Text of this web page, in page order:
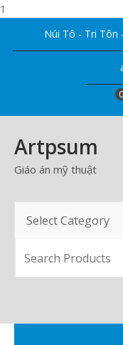
1
Núi Tô - Tri Tôn
0
Artpsum
Giáo án mỹ thuật